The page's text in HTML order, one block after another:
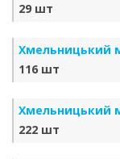
29 шт
Хмельницький
116 шт
Хмельницький
222 шт